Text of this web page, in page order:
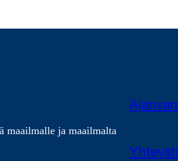
maailmalle ja maailmalta